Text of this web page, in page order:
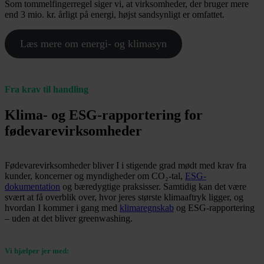
Som tommelfingerregel siger vi, at virksomheder, der bruger mere
end 3 mio. kr. årligt på energi, højst sandsynligt er omfattet.
Læs mere om energi- og klimasyn
Fra krav til handling
Klima- og ESG-rapportering for
fødevarevirksomheder
Fødevarevirksomheder bliver I i stigende grad mødt med krav fra
kunder, koncerner og myndigheder om CO₂-tal, ESG-
dokumentation og bæredygtige praksisser. Samtidig kan det være
svært at få overblik over, hvor jeres største klimaaftryk ligger, og
hvordan I kommer i gang med klimaregnskab og ESG-rapportering
– uden at det bliver greenwashing.
Vi hjælper jer med: